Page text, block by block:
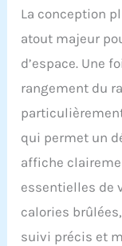
La conception
atout majeur
d’espace. Une
rangement du
qui permet un
affiche
essentielles de
calories
suivi précis et